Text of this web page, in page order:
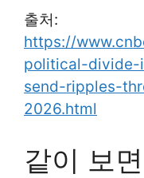
출처:
https://
political-divide-
send-ripples-
2026.html
같이 보